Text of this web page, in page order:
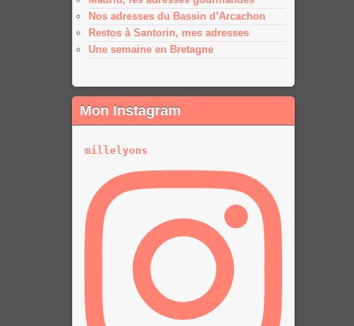
Nos adresses du Bassin d’Arcachon
Restos à Santorin, mes adresses
Une semaine en Bretagne
Mon Instagram
millelyons